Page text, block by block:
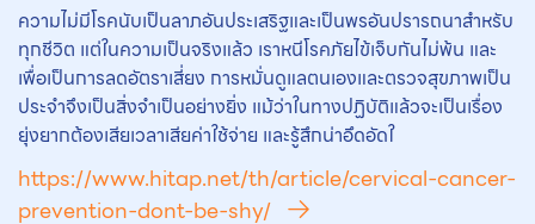
ความไม่มีโรคนับเป็นลาภอันประเสริฐและเป็นพรอันปรารถนาสำหรับ
ทุกชีวิต แต่ในความเป็นจริงแล้ว เราหนีโรคภัยไข้เจ็บกันไม่พ้น และ
เพื่อเป็นการลดอัตราเสี่ยง การหมั่นดูแลตนเองและตรวจสุขภาพเป็น
ประจำจึงเป็นสิ่งจำเป็นอย่างยิ่ง แม้ว่าในทางปฏิบัติแล้วจะเป็นเรื่อง
ยุ่งยากต้องเสียเวลาเสียค่าใช้จ่าย และรู้สึกน่าอึดอัดใ
https://www.hitap.net/th/article/cervical-cancer-
prevention-dont-be-shy/